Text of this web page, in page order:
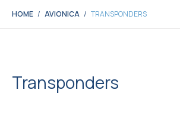
HOME AVIONICA TRANSPONDERS
Transponders